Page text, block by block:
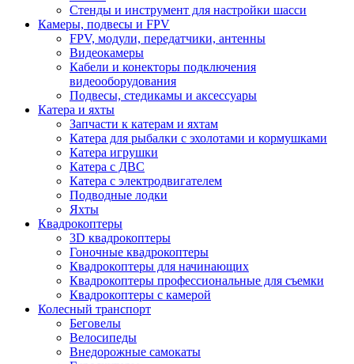
Стенды и инструмент для настройки шасси
Камеры, подвесы и FPV
FPV, модули, передатчики, антенны
Видеокамеры
Кабели и конекторы подключения
видеооборудования
Подвесы, стедикамы и аксессуары
Катера и яхты
Запчасти к катерам и яхтам
Катера для рыбалки с эхолотами и кормушками
Катера игрушки
Катера с ДВС
Катера с электродвигателем
Подводные лодки
Яхты
Квадрокоптеры
3D квадрокоптеры
Гоночные квадрокоптеры
Квадрокоптеры для начинающих
Квадрокоптеры профессиональные для съемки
Квадрокоптеры с камерой
Колесный транспорт
Беговелы
Велосипеды
Внедорожные самокаты